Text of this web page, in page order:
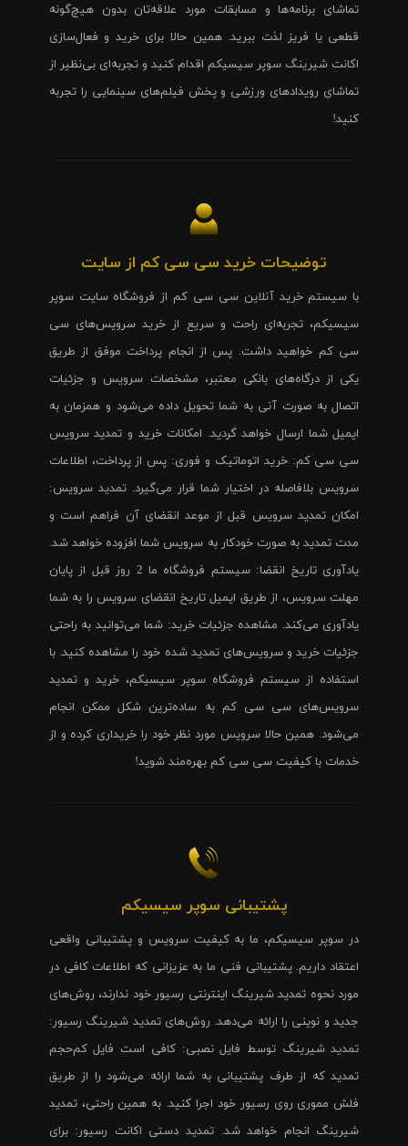
تماشای برنامه‌ها و مسابقات مورد علاقه‌تان بدون هیچ‌گونه
قطعی یا فریز لذت ببرید. همین حالا برای خرید و فعال‌سازی
اکانت شیرینگ سوپر سیسیکم اقدام کنید و تجربه‌ای بی‌نظیر از
تماشای رویدادهای ورزشی و پخش فیلم‌های سینمایی را تجربه
کنید!
توضیحات خرید سی سی کم از سایت
با سیستم خرید آنلاین سی سی کم از فروشگاه سایت سوپر
سیسیکم، تجربه‌ای راحت و سریع از خرید سرویس‌های سی
سی کم خواهید داشت. پس از انجام پرداخت موفق از طریق
یکی از درگاه‌های بانکی معتبر، مشخصات سرویس و جزئیات
اتصال به صورت آنی به شما تحویل داده می‌شود و همزمان به
ایمیل شما ارسال خواهد گردید. امکانات خرید و تمدید سرویس
سی سی کم: خرید اتوماتیک و فوری: پس از پرداخت، اطلاعات
سرویس بلافاصله در اختیار شما قرار می‌گیرد. تمدید سرویس:
امکان تمدید سرویس قبل از موعد انقضای آن فراهم است و
مدت تمدید به صورت خودکار به سرویس شما افزوده خواهد شد.
یادآوری تاریخ انقضا: سیستم فروشگاه ما 2 روز قبل از پایان
مهلت سرویس، از طریق ایمیل تاریخ انقضای سرویس را به شما
یادآوری می‌کند. مشاهده جزئیات خرید: شما می‌توانید به راحتی
جزئیات خرید و سرویس‌های تمدید شده خود را مشاهده کنید. با
استفاده از سیستم فروشگاه سوپر سیسیکم، خرید و تمدید
سرویس‌های سی سی کم به ساده‌ترین شکل ممکن انجام
می‌شود. همین حالا سرویس مورد نظر خود را خریداری کرده و از
خدمات با کیفیت سی سی کم بهره‌مند شوید!
پشتیبانی سوپر سیسیکم
در سوپر سیسیکم، ما به کیفیت سرویس و پشتیبانی واقعی
اعتقاد داریم. پشتیبانی فنی ما به عزیزانی که اطلاعات کافی در
مورد نحوه تمدید شیرینگ اینترنتی رسیور خود ندارند، روش‌های
جدید و نوینی را ارائه می‌دهد. روش‌های تمدید شیرینگ رسیور:
تمدید شیرینگ توسط فایل نصبی: کافی است فایل کم‌حجم
تمدید که از طرف پشتیبانی به شما ارائه می‌شود را از طریق
فلش مموری روی رسیور خود اجرا کنید. به همین راحتی، تمدید
شیرینگ انجام خواهد شد. تمدید دستی اکانت رسیور: برای